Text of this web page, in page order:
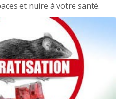
et nuire à votre santé.